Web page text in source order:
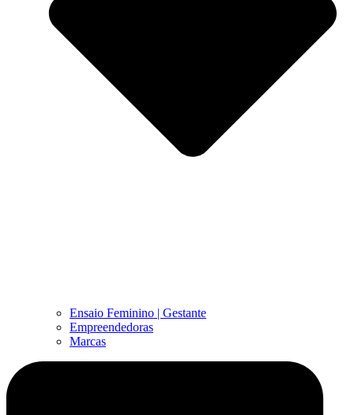
Ensaio Feminino | Gestante
Empreendedoras
Marcas